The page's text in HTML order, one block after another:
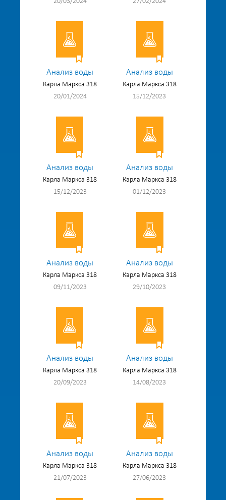
Анализ воды
Карла Маркса 318
20/01/2024
Анализ воды
Карла Маркса 318
15/12/2023
Анализ воды
Карла Маркса 318
15/12/2023
Анализ воды
Карла Маркса 318
01/12/2023
Анализ воды
Карла Маркса 318
09/11/2023
Анализ воды
Карла Маркса 318
29/10/2023
Анализ воды
Карла Маркса 318
20/09/2023
Анализ воды
Карла Маркса 318
14/08/2023
Анализ воды
Карла Маркса 318
21/07/2023
Анализ воды
Карла Маркса 318
27/06/2023